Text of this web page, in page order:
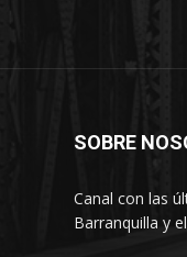
SOBRE
Canal con las
Barranquilla y